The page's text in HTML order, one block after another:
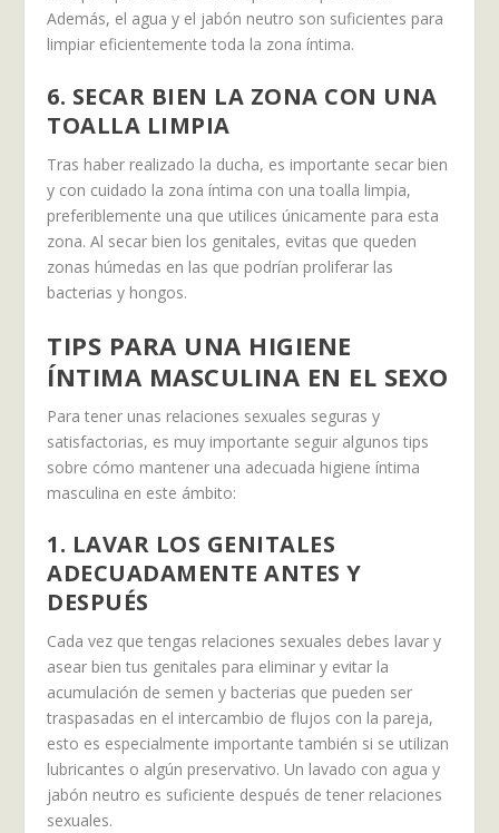
Además, el agua y el jabón neutro son suficientes para
limpiar eficientemente toda la zona íntima.
6. SECAR BIEN LA ZONA CON UNA
TOALLA LIMPIA
Tras haber realizado la ducha, es importante secar bien
y con cuidado la zona íntima con una toalla limpia,
preferiblemente una que utilices únicamente para esta
zona. Al secar bien los genitales, evitas que queden
zonas húmedas en las que podrían proliferar las
bacterias y hongos.
TIPS PARA UNA HIGIENE
ÍNTIMA MASCULINA EN EL SEXO
Para tener unas relaciones sexuales seguras y
satisfactorias, es muy importante seguir algunos tips
sobre cómo mantener una adecuada higiene íntima
masculina en este ámbito:
1. LAVAR LOS GENITALES
ADECUADAMENTE ANTES Y
DESPUÉS
Cada vez que tengas relaciones sexuales debes lavar y
asear bien tus genitales para eliminar y evitar la
acumulación de semen y bacterias que pueden ser
traspasadas en el intercambio de flujos con la pareja,
esto es especialmente importante también si se utilizan
lubricantes o algún preservativo. Un lavado con agua y
jabón neutro es suficiente después de tener relaciones
sexuales.